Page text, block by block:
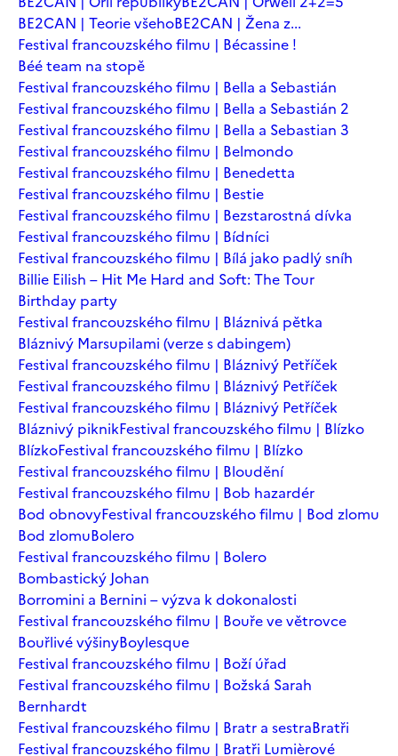
BE2CAN | Teorie všehoBE2CAN | Žena z...
Festival francouzského filmu | Bécassine !
Béé team na stopě
Festival francouzského filmu | Bella a Sebastián
Festival francouzského filmu | Bella a Sebastián 2
Festival francouzského filmu | Bella a Sebastian 3
Festival francouzského filmu | Belmondo
Festival francouzského filmu | Benedetta
Festival francouzského filmu | Bestie
Festival francouzského filmu | Bezstarostná dívka
Festival francouzského filmu | Bídníci
Festival francouzského filmu | Bílá jako padlý sníh
Billie Eilish – Hit Me Hard and Soft: The Tour
Birthday party
Festival francouzského filmu | Bláznivá pětka
Bláznivý Marsupilami (verze s dabingem)
Festival francouzského filmu | Bláznivý Petříček
Festival francouzského filmu | Bláznivý Petříček
Festival francouzského filmu | Bláznivý Petříček
Bláznivý piknikFestival francouzského filmu | Blízko
BlízkoFestival francouzského filmu | Blízko
Festival francouzského filmu | Bloudění
Festival francouzského filmu | Bob hazardér
Bod obnovyFestival francouzského filmu | Bod zlomu
Bod zlomuBolero
Festival francouzského filmu | Bolero
Bombastický Johan
Borromini a Bernini – výzva k dokonalosti
Festival francouzského filmu | Bouře ve větrovce
Bouřlivé výšinyBoylesque
Festival francouzského filmu | Boží úřad
Festival francouzského filmu | Božská Sarah
Bernhardt
Festival francouzského filmu | Bratr a sestraBratři
Festival francouzského filmu | Bratři Lumièrové